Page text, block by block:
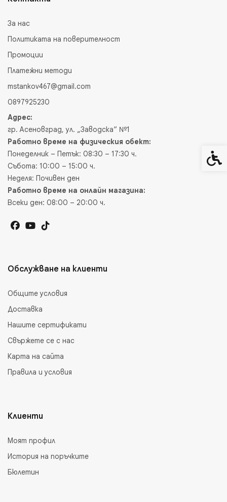
За нас
Политиката на поверителност
Промоции
Платежни методи
mstankov467@gmail.com
0897925230
Адрес:
гр. Асеновград, ул. „Заводска“ №1
Работно време на физическия обект:
Понеделник – Петък: 08:30 – 17:30 ч.
Събота: 10:00 – 15:00 ч.
Неделя: Почивен ден
Работно време на онлайн магазина:
Всеки ден: 08:00 – 20:00 ч.
Обслужване на клиенти
Общите условия
Доставка
Нашите сертификати
Свържете се с нас
Карта на сайта
Правила и условия
Клиенти
Моят профил
История на поръчките
Бюлетин